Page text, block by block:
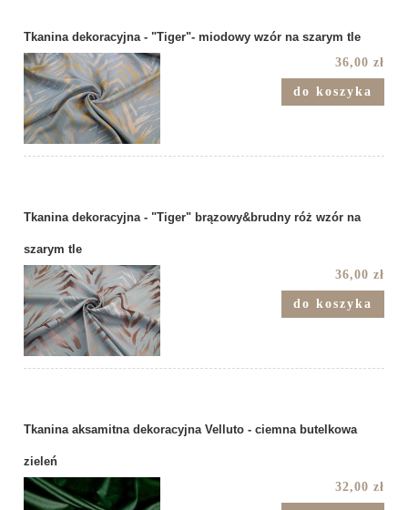
Tkanina dekoracyjna - "Tiger"- miodowy wzór na szarym tle
36,00 zł
do koszyka
Tkanina dekoracyjna - "Tiger" brązowy&brudny róż wzór na
szarym tle
36,00 zł
do koszyka
Tkanina aksamitna dekoracyjna Velluto - ciemna butelkowa
zieleń
32,00 zł